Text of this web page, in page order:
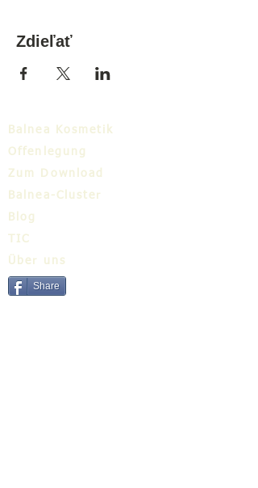
Zdieľať
Balnea Kosmetik
Offenlegung
Zum Download
Balnea-Cluster
Blog
TIC
Über uns
Share